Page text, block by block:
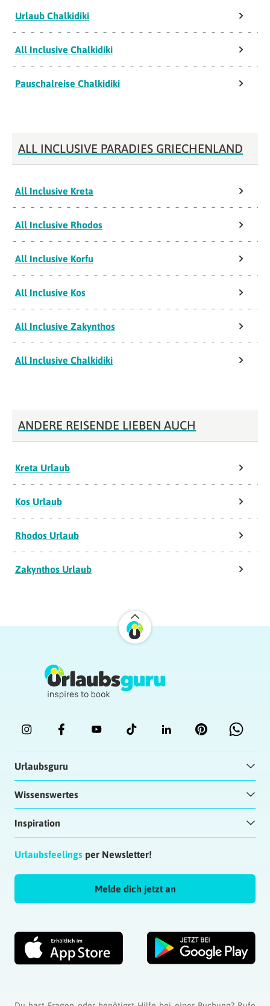
Urlaub Chalkidiki
All Inclusive Chalkidiki
Pauschalreise Chalkidiki
ALL INCLUSIVE PARADIES GRIECHENLAND
All Inclusive Kreta
All Inclusive Rhodos
All Inclusive Korfu
All Inclusive Kos
All Inclusive Zakynthos
All Inclusive Chalkidiki
ANDERE REISENDE LIEBEN AUCH
Kreta Urlaub
Kos Urlaub
Rhodos Urlaub
Zakynthos Urlaub
Urlaubsguru
Wissenswertes
Inspiration
Urlaubsfeelings per Newsletter!
Melde dich jetzt an